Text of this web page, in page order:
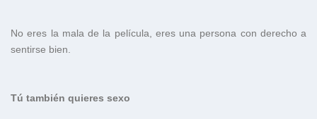
No eres la mala de la película, eres una persona con derecho a
sentirse bien.
Tú también quieres sexo